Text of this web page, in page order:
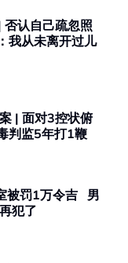
认自己疏忽照
我从未离开过儿
| 面对3控状俯
判监5年打1鞭
被罚1万令吉 男
犯了